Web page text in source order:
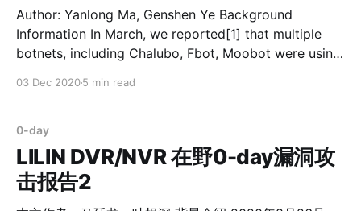
础设施管理提供软件和咨询服务，包括软件即服务以及托
管和咨询服务，并生产记录和预测交通状况的传感器和其
他设备。 结合Vantage Velocity产品用途，并从受影响的
此我们推测受影响设备是路边设备系统。 CVE-2020-
Author: Yanlong Ma, Genshen Ye Background
Information In March, we reported[1] that multiple
botnets, including Chalubo, Fbot, Moobot were using
03 Dec 20205 min read
0-day
LILIN DVR/NVR 在野0-day漏洞攻
击报告2